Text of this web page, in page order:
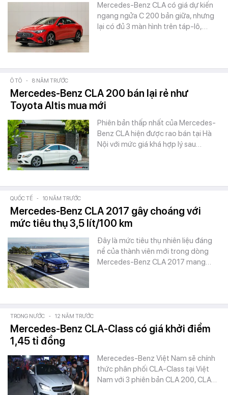
Mercedes-Benz CLA có giá dự kiến
ngang ngửa C 200 bản giữa, nhưng
lại có đủ 3 màn hình trên táp-lô,…
Ô TÔ - 8 NĂM TRƯỚC
Mercedes-Benz CLA 200 bán lại rẻ như
Toyota Altis mua mới
Phiên bản thấp nhất của Mercedes-
Benz CLA hiện được rao bán tại Hà
Nội với mức giá khá hợp lý sau…
QUỐC TẾ - 10 NĂM TRƯỚC
Mercedes-Benz CLA 2017 gây choáng với
mức tiêu thụ 3,5 lít/100 km
Đây là mức tiêu thụ nhiên liệu đáng
nể của thành viên mới trong dòng
Mercedes-Benz CLA 2017 mang…
TRONG NƯỚC - 12 NĂM TRƯỚC
Mercedes-Benz CLA-Class có giá khởi điểm
1,45 tỉ đồng
Merecedes-Benz Việt Nam sẽ chính
thức phân phối CLA-Class tại Việt
Nam với 3 phiên bản CLA 200, CLA…